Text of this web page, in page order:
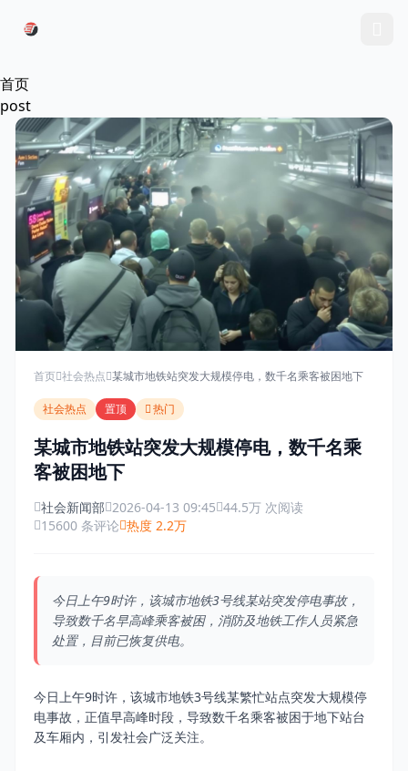
首页
post
首页 社会热点 某城市地铁站突发大规模停电，数千名乘客被困地下
社会热点 置顶 热门
某城市地铁站突发大规模停电，数千名乘
客被困地下
社会新闻部 2026-04-13 09:45 44.5万 次阅读
15600 条评论 热度 2.2万
今日上午9时许，该城市地铁3号线某站突发停电事故，
导致数千名早高峰乘客被困，消防及地铁工作人员紧急
处置，目前已恢复供电。
今日上午9时许，该城市地铁3号线某繁忙站点突发大规模停
电事故，正值早高峰时段，导致数千名乘客被困于地下站台
及车厢内，引发社会广泛关注。